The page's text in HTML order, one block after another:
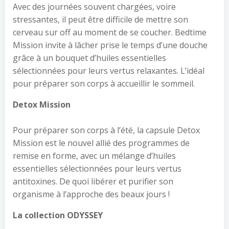
Avec des journées souvent chargées, voire
stressantes, il peut être difficile de mettre son
cerveau sur off au moment de se coucher. Bedtime
Mission invite à lâcher prise le temps d’une douche
grâce à un bouquet d’huiles essentielles
sélectionnées pour leurs vertus relaxantes. L’idéal
pour préparer son corps à accueillir le sommeil.
Detox Mission
Pour préparer son corps à l’été, la capsule Detox
Mission est le nouvel allié des programmes de
remise en forme, avec un mélange d’huiles
essentielles sélectionnées pour leurs vertus
antitoxines. De quoi libérer et purifier son
organisme à l’approche des beaux jours !
La collection ODYSSEY